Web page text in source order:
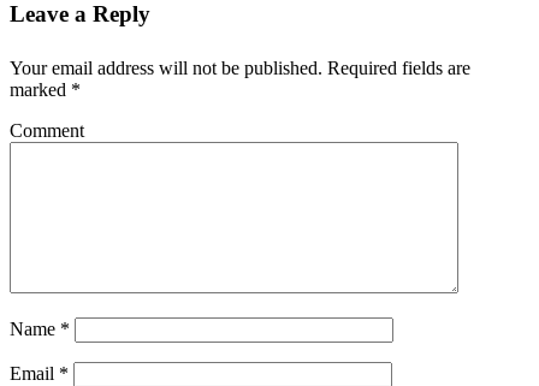
Leave a Reply
Your email address will not be published. Required fields are
marked *
Comment
Name *
Email *